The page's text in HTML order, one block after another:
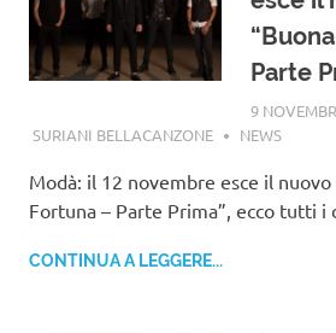
Parte
9
SURIANI BELLACANZONE
NEWS
Modà: il 12 novembre esce il nuovo
Fortuna – Parte Prima”, ecco tutti i
CONTINUA A LEGGERE...